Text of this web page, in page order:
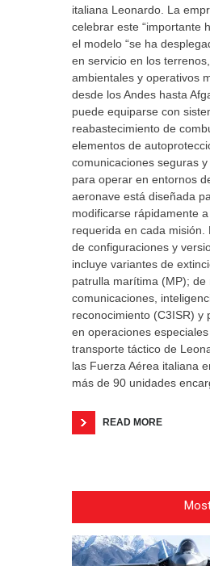
italiana Leonardo. La
celebrar este “importante
el modelo “se ha
en servicio en los
ambientales y operativos
desde los Andes hasta
puede equiparse con
reabastecimiento de
elementos de
comunicaciones seguras y
para operar en entornos
aeronave está diseñada
modificarse rápidamente
requerida en cada misión.
de configuraciones y
incluye variantes de
patrulla marítima (MP); de
comunicaciones,
reconocimiento (C3ISR) y
en operaciones
transporte táctico de
las Fuerza Aérea italiana
más de 90 unidades
READ MORE